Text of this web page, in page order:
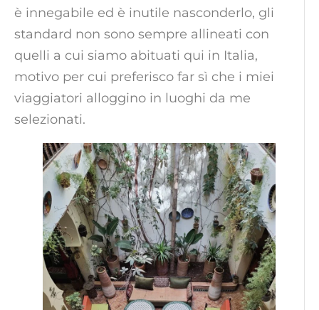
è innegabile ed è inutile nasconderlo, gli
standard non sono sempre allineati con
quelli a cui siamo abituati qui in Italia,
motivo per cui preferisco far sì che i miei
viaggiatori alloggino in luoghi da me
selezionati.